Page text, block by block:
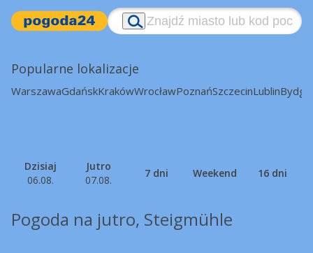
Popularne lokalizacje
WarszawaGdańskKrakówWrocławPoznańSzczecinLublin
Dzisiaj
06.08.
Jutro
07.08.
7 dni Weekend 16 dni
Pogoda na jutro, Steigmühle